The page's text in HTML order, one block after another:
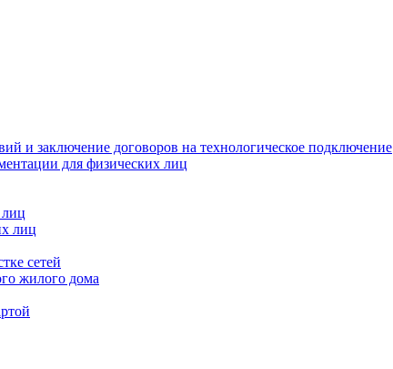
и заключение договоров на технологическое подключение
для физических лиц
лиц
сетей
жилого дома